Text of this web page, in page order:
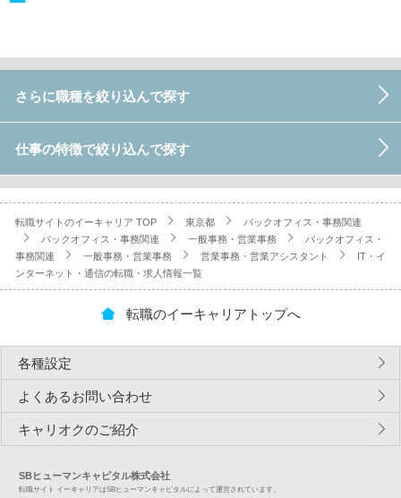
さらに職種を絞り込んで探す
仕事の特徴で絞り込んで探す
転職サイトのイーキャリア TOP 東京都
バックオフィス・事務関連
バックオフィス・事務関連
一般事務・営業事務
バックオフィス・
事務関連
一般事務・営業事務 営業事務・営業アシスタント
IT・イ
ンターネット・通信の転職・求人情報一覧
転職のイーキャリアトップへ
各種設定
よくあるお問い合わせ
キャリオクのご紹介
SBヒューマンキャピタル株式会社
転職サイト イーキャリアはSBヒューマンキャピタルによって運営されています。